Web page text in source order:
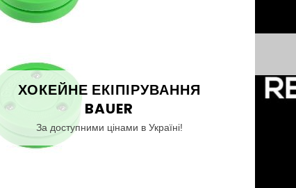
ХОКЕЙНЕ ЕКІПІРУВАННЯ
BAUER
За доступними цінами в Україні!